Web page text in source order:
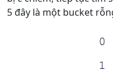
5 đây là một bucket